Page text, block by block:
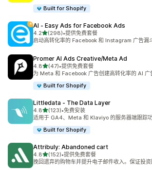
Built for Shopify
AI ‑ Easy Ads for Facebook Ads
4.2星（满分 5 星）
(298)
总共 298 条评论
•提供免费套餐
启动高转化率的 Facebook 和 Instagram 广告漏
Promer AI Ads Creative/Meta Ad
4.8星（满分 5 星）
(47)
总共 47 条评论
•提供免费套餐
为 Meta 和 Facebook 广告创建高转化率的 AI 广
Built for Shopify
Littledata ‑ The Data Layer
4.8星（满分 5 星）
(123)
总共 123 条评论
•免费安装
适用于 GA4、Meta 和 Klaviyo 的服务器端跟踪功
Built for Shopify
Attribuly: Abandoned cart
4.8星（满分 5 星）
(152)
总共 152 条评论
•提供免费套餐
挽回遗弃的购物车并提升电子邮件收入。保证投资